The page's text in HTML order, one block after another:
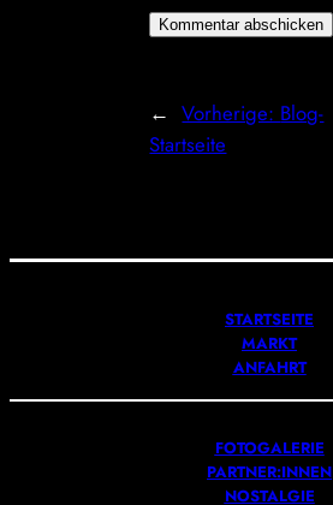
← Vorherige: Blog-
Startseite
STARTSEITE
MARKT
ANFAHRT
FOTOGALERIE
PARTNER:INNEN
NOSTALGIE